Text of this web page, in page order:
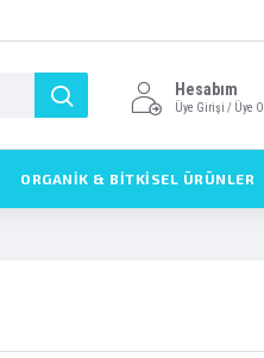
Hesabım
Üye Girişi / Üye Ol
ORGANİK & BİTKİSEL ÜRÜNLER